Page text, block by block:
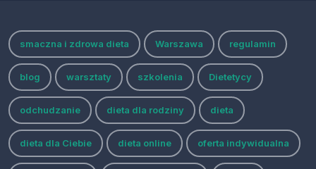
smaczna i zdrowa dieta Warszawa regulamin
blog warsztaty szkolenia Dietetycy
odchudzanie dieta dla rodziny dieta
dieta dla Ciebie dieta online oferta indywidualna